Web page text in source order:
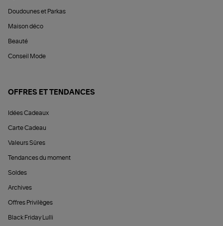
Doudounes et Parkas
Maison déco
Beauté
Conseil Mode
OFFRES ET TENDANCES
Idées Cadeaux
Carte Cadeau
Valeurs Sûres
Tendances du moment
Soldes
Archives
Offres Privilèges
Black Friday Lulli